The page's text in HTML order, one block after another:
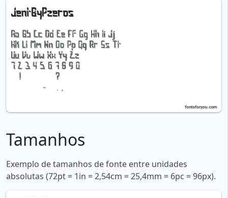
Tamanhos
Exemplo de tamanhos de fonte entre unidades
absolutas (72pt = 1in = 2,54cm = 25,4mm = 6pc = 96px).